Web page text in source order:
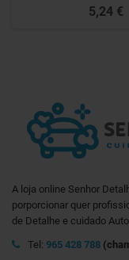
5,24 €
A loja online Senhor
porporcionar quer
de Detalhe e cuidado
Tel: 965 428 788